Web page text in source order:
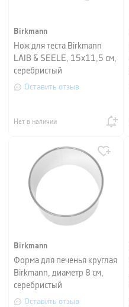
Birkmann
Нож для теста Birkmann
LAIB & SEELE, 15х11,5 см,
серебристый
Оставить отзыв
Нет в наличии
Birkmann
Форма для печенья круглая
Birkmann, диаметр 8 см,
серебристый
Оставить отзыв